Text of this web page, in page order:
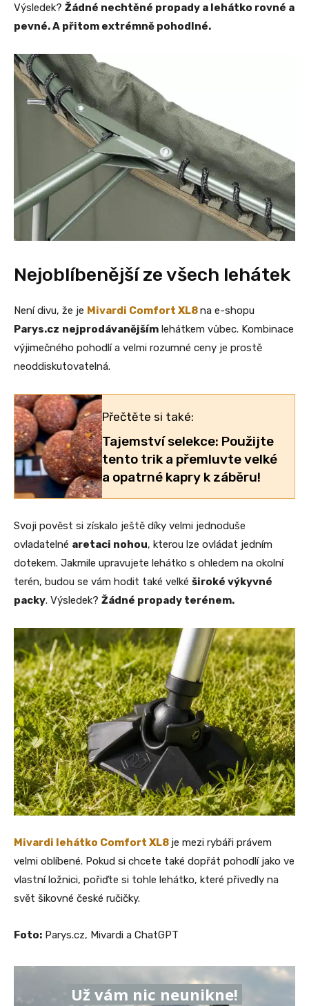
Výsledek? Žádné nechtěné propady a lehátko rovné a
pevné. A přitom extrémně pohodlné.
Nejoblíbenější ze všech lehátek
Není divu, že je Mivardi Comfort XL8na e-shopu
Parys.cz nejprodávanějším lehátkem vůbec. Kombinace
výjimečného pohodlí a velmi rozumné ceny je prostě
neoddiskutovatelná.
Přečtěte si také:
Tajemství selekce: Použijte
tento trik a přemluvte velké
a opatrné kapry k záběru!
Svoji pověst si získalo ještě díky velmi jednoduše
ovladatelné aretaci nohou, kterou lze ovládat jedním
dotekem. Jakmile upravujete lehátko s ohledem na okolní
terén, budou se vám hodit také velké široké výkyvné
packy. Výsledek? Žádné propady terénem.
Mivardi lehátko Comfort XL8 je mezi rybáři právem
velmi oblíbené. Pokud si chcete také dopřát pohodlí jako ve
vlastní ložnici, pořiďte si tohle lehátko, které přivedly na
svět šikovné české ručičky.
Foto: Parys.cz, Mivardi a ChatGPT
Už vám nic neunikne!